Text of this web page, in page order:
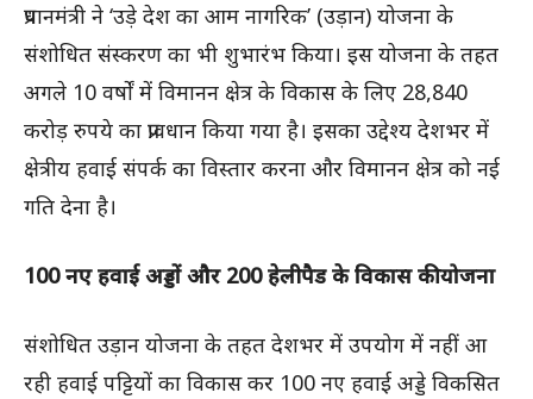
प्रधानमंत्री ने ‘उड़े देश का आम नागरिक’ (उड़ान) योजना के
संशोधित संस्करण का भी शुभारंभ किया। इस योजना के तहत
अगले 10 वर्षों में विमानन क्षेत्र के विकास के लिए 28,840
करोड़ रुपये का प्रावधान किया गया है। इसका उद्देश्य देशभर में
क्षेत्रीय हवाई संपर्क का विस्तार करना और विमानन क्षेत्र को नई
गति देना है।
100 नए हवाई अड्डों और 200 हेलीपैड के विकास की योजना
संशोधित उड़ान योजना के तहत देशभर में उपयोग में नहीं आ
रही हवाई पट्टियों का विकास कर 100 नए हवाई अड्डे विकसित